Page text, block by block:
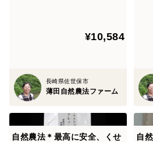
な野菜の粉末は、０％に近い
¥10,584
長崎県佐世保市
薄田自然農法ファーム
自然農法＊最高に安全、くせ
自